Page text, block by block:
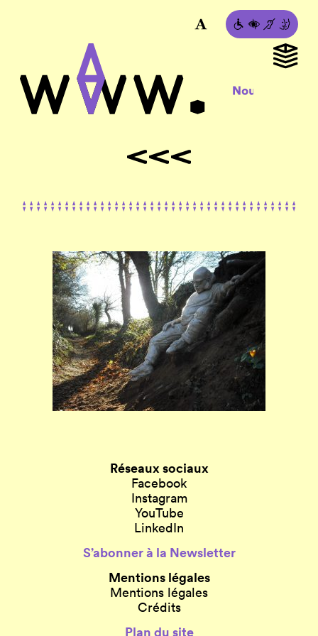
Réseaux sociaux
Facebook
Instagram
YouTube
LinkedIn
S’abonner à la Newsletter
Mentions légales
Mentions légales
Crédits
Plan du site